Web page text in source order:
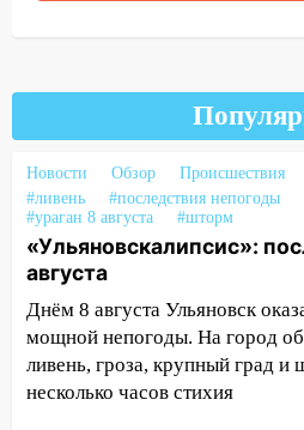
Мелекесский
Ульяновской области
100 тысяч тонн зерна
15:17 В колледжи и
Ульяновской области
тысяч заявлений
15:04 Фоторепортаж с
после шторма:
затопленные улицы
Ураган вырвал
Новости Обзор Происшествия
#ливень
#последствия непогоды
#ураган 8 августа
#шторм
«Ульяновскалипсис»:
августа
Днём 8 августа Ульяновск
мощной непогоды. На город
ливень, гроза, крупный град и
несколько часов стихия